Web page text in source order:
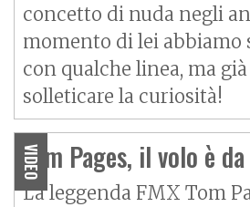
concetto di nuda negli
momento di lei abbiamo
con qualche linea, ma
solleticare la curiosità!
VIDEO
Tom Pages, il volo è
La leggenda FMX Tom